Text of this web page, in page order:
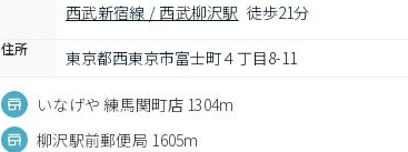
西武新宿線 / 西武柳沢駅 徒歩21分
住所 東京都西東京市富士町４丁目8-11
いなげや 練馬関町店 1304m
柳沢駅前郵便局 1605m